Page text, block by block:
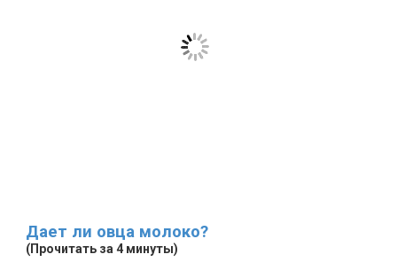
Дает ли овца молоко?
(Прочитать за 4 минуты)